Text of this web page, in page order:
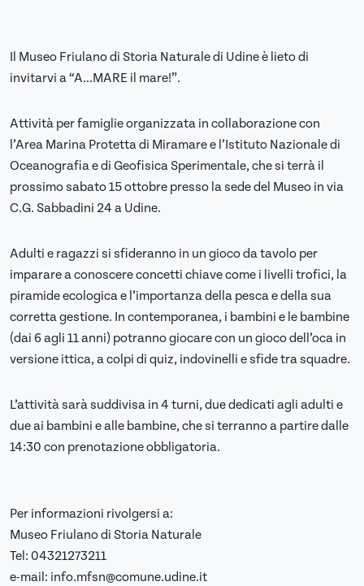
Il Museo Friulano di Storia Naturale di Udine è lieto di
invitarvi a “A…MARE il mare!”.
Attività per famiglie organizzata in collaborazione con
l’Area Marina Protetta di Miramare e l’Istituto Nazionale di
Oceanografia e di Geofisica Sperimentale, che si terrà il
prossimo sabato 15 ottobre presso la sede del Museo in via
C.G. Sabbadini 24 a Udine.
Adulti e ragazzi si sfideranno in un gioco da tavolo per
imparare a conoscere concetti chiave come i livelli trofici, la
piramide ecologica e l’importanza della pesca e della sua
corretta gestione. In contemporanea, i bambini e le bambine
(dai 6 agli 11 anni) potranno giocare con un gioco dell’oca in
versione ittica, a colpi di quiz, indovinelli e sfide tra squadre.
L’attività sarà suddivisa in 4 turni, due dedicati agli adulti e
due ai bambini e alle bambine, che si terranno a partire dalle
14:30 con prenotazione obbligatoria.
Per informazioni rivolgersi a:
Museo Friulano di Storia Naturale
Tel: 04321273211
e-mail: info.mfsn@comune.udine.it